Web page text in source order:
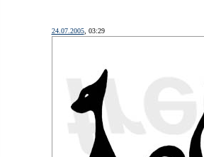
24.07.2005, 03:29